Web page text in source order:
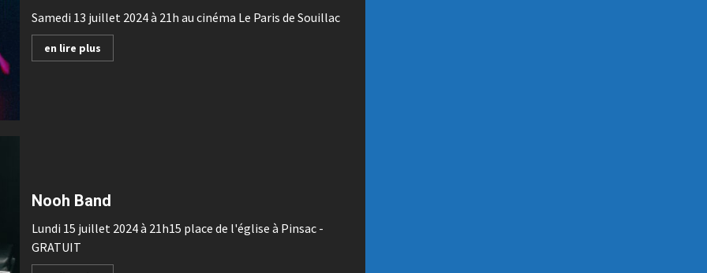
Samedi 13 juillet 2024 à 21h au cinéma Le Paris de Souillac
en lire plus
Nooh Band
Lundi 15 juillet 2024 à 21h15 place de l'église à Pinsac -
GRATUIT